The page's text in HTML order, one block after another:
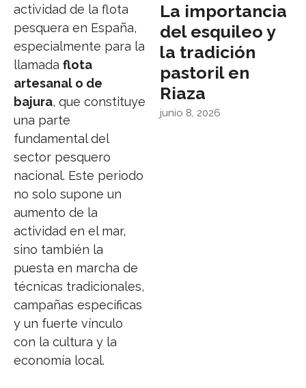
actividad de la flota
pesquera en España,
especialmente para la
llamada flota
artesanal o de
bajura, que constituye
una parte
fundamental del
sector pesquero
nacional. Este periodo
no solo supone un
aumento de la
actividad en el mar,
sino también la
puesta en marcha de
técnicas tradicionales,
campañas específicas
y un fuerte vínculo
con la cultura y la
economía local.
La importancia
del esquileo y
la tradición
pastoril en
Riaza
junio 8, 2026